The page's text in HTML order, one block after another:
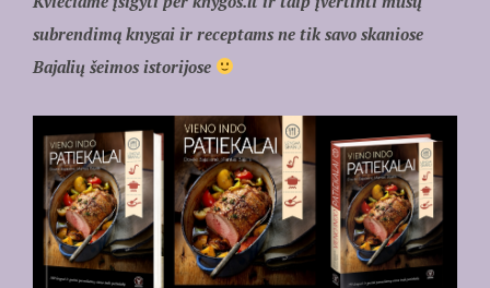
subrendimą knygai ir receptams ne tik savo skaniose
Bajalių šeimos istorijose